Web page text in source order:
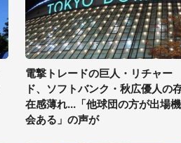
電撃トレードの巨人・リチャー
ド、ソフトバンク・秋広優人の
在感薄れ...「他球団の方が出場機
会ある」の声が